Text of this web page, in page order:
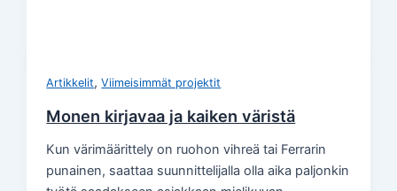
Artikkelit,Viimeisimmät projektit
Monen kirjavaa ja kaiken väristä
Kun värimäärittely on ruohon vihreä tai Ferrarin
punainen, saattaa suunnittelijalla olla aika paljonkin